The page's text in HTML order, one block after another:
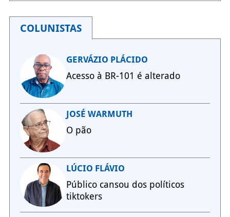
COLUNISTAS
GERVÁZIO PLÁCIDO
Acesso à BR-101 é alterado
JOSÉ WARMUTH
O pão
LÚCIO FLÁVIO
Público cansou dos políticos
tiktokers